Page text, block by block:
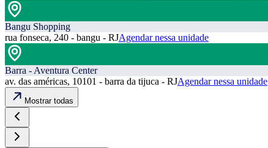
Bangu Shopping
rua fonseca, 240 - bangu - RJAgendar nessa unidade
Barra - Aventura Center
av. das américas, 10101 - barra da tijuca - RJAgendar nessa unidade
Mostrar todas